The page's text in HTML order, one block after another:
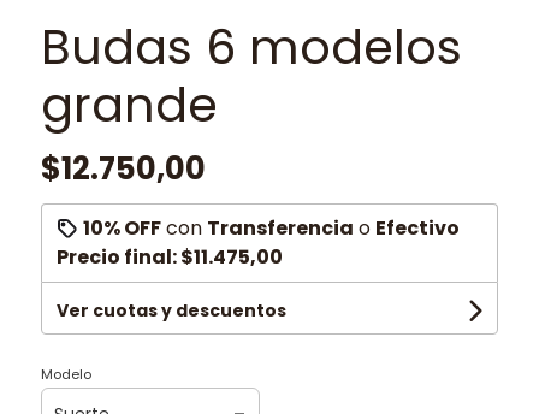
Budas 6 modelos
grande
$12.750,00
10% OFFcon Transferencia o Efectivo
Precio final:$11.475,00
Ver cuotas y descuentos
Modelo